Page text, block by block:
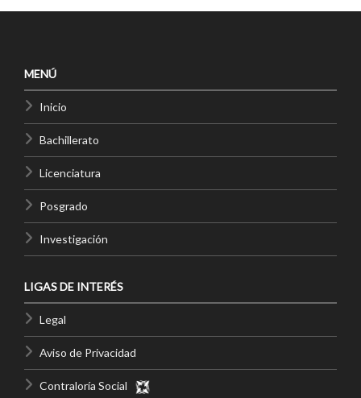
MENÚ
Inicio
Bachillerato
Licenciatura
Posgrado
Investigación
LIGAS DE INTERÉS
Legal
Aviso de Privacidad
Contraloría Social